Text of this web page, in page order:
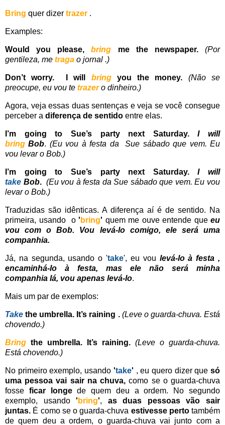
Bring quer dizer trazer .
Examples:
Would you please, bring me the newspaper.
(Por
gentileza, me traga o jornal .)
Don’t worry. I will bring you the money.
(Não se
preocupe, eu vou te trazero dinheiro.)
Agora, veja essas duas sentenças e veja se você consegue
perceber a diferença de sentido entre elas.
I’m going to Sue’s party next Saturday.
I will
bring Bob. (Eu vou à festa da Sue sábado que vem.Eu
vou levar o Bob.)
I’m going to Sue’s party next Saturday.
I will
take Bob.(Eu vou à festa da Sue sábado que vem. Eu vou
levar o Bob.)
Traduzidas são idênticas. A diferença aí é de sentido. Na
primeira, usando o' bring' quem me ouve entende que eu
vou com o Bob. Vou levá-lo comigo, ele será uma
companhia.
Já, na segunda, usando o 'take', eu vou levá-lo à festa ,
encaminhá-lo à festa, mas ele não será minha
companhia lá, vou apenas levá-lo.
Mais um par de exemplos:
Take the umbrella. It’s raining . (Leve o guarda-chuva. Está
chovendo.)
Bring the umbrella. It’s raining. (Leve o guarda-chuva.
Está chovendo.)
No primeiro exemplo, usando 'take' , eu quero dizer que só
uma pessoa vai sair na chuva, como se o guarda-chuva
fosse ficar longe de quem deu a ordem. No segundo
exemplo, usando' bring',
as duas pessoas vão sair
juntas. É como se o guarda-chuva estivesse perto também
de quem deu a ordem, o guarda-chuva vai junto com a